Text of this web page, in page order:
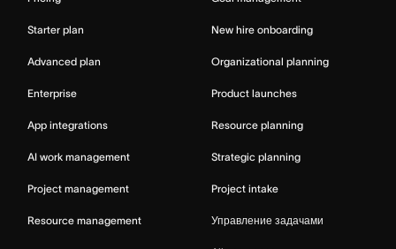
Starter plan
Advanced plan
Enterprise
App integrations
AI work management
Project management
Resource management
New hire onboarding
Organizational planning
Product launches
Resource planning
Strategic planning
Project intake
Управление задачами